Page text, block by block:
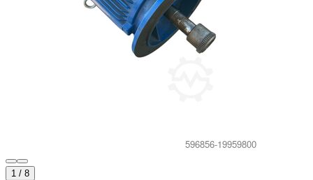
1 / 8